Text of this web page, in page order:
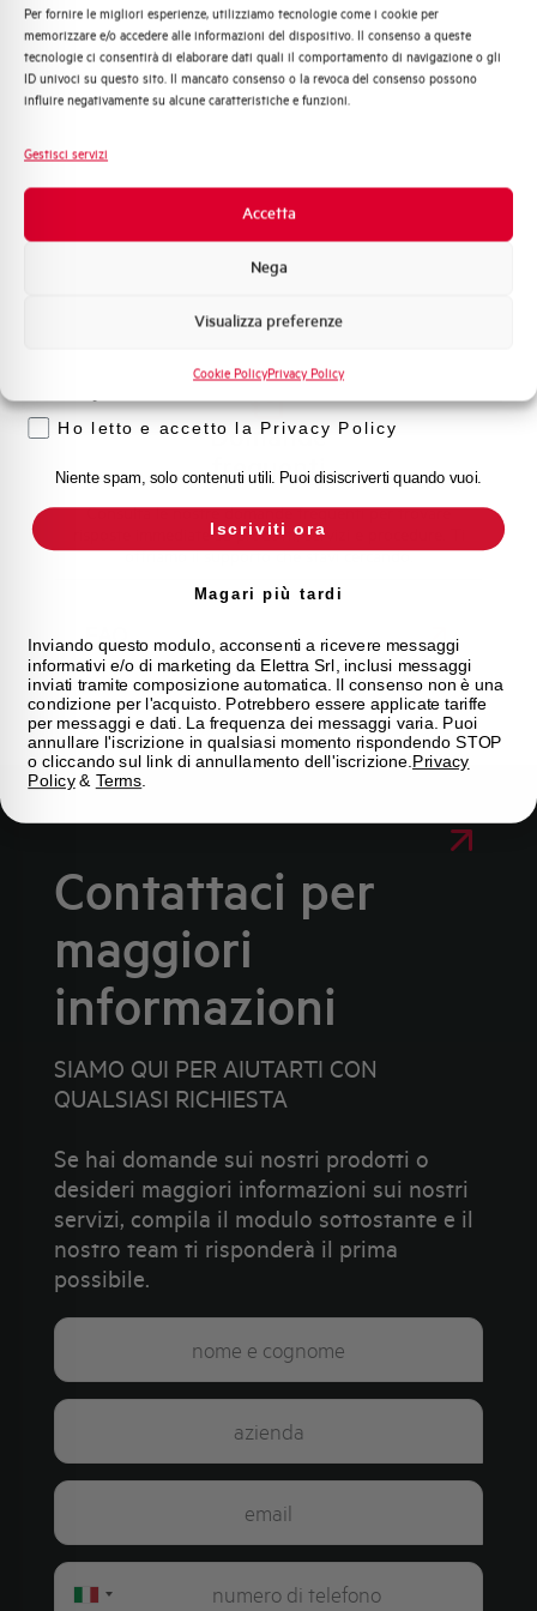
Per fornire le migliori esperienze, utilizziamo tecnologie come i cookie per
memorizzare e/o accedere alle informazioni del dispositivo. Il consenso a queste
tecnologie ci consentirà di elaborare dati quali il comportamento di navigazione o gli
ID univoci su questo sito. Il mancato consenso o la revoca del consenso possono
influire negativamente su alcune caratteristiche e funzioni.
Gestisci servizi
Accetta
Nega
Visualizza preferenze
Cookie PolicyPrivacy Policy
rapidamente ai nostri prodotti e soluzioni in pochi
semplici passi. Scopri come possiamo aiutarti.
Domande
frequenti
Consulta le nostre domande frequenti per trovare
risposte immediate su prodotti, servizi e procedure. Ti
offriamo il supporto che stavi cercando.
FAQ
Contattaci per
maggiori
informazioni
SIAMO QUI PER AIUTARTI CON
QUALSIASI RICHIESTA
Se hai domande sui nostri prodotti o
desideri maggiori informazioni sui nostri
servizi, compila il modulo sottostante e il
nostro team ti risponderà il prima
possibile.
Italy
Quali argomenti ti interessano di più?
Distribuzione di Energia
Automazione Industriale
Sistema Quadri
Promozioni e offerte
Formazione tecnica
Voglio ricevere aggiornamenti, novità di
Ho letto e accetto la Privacy Policy
Niente spam, solo contenuti utili. Puoi disiscriverti quando vuoi.
Iscriviti ora
Magari più tardi
Inviando questo modulo, acconsenti a ricevere messaggi
informativi e/o di marketing da Elettra Srl, inclusi messaggi
inviati tramite composizione automatica. Il consenso non è una
condizione per l'acquisto. Potrebbero essere applicate tariffe
per messaggi e dati. La frequenza dei messaggi varia. Puoi
annullare l'iscrizione in qualsiasi momento rispondendo STOP
o cliccando sul link di annullamento dell'iscrizione. Privacy
Policy& Terms